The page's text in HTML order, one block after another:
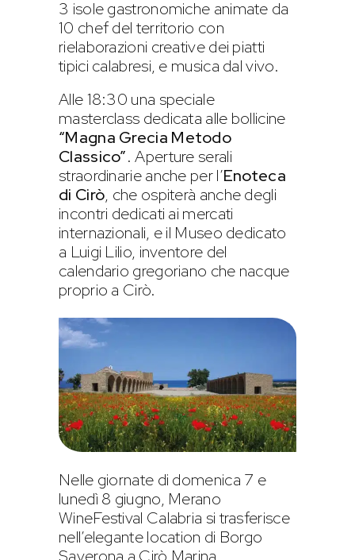
3 isole gastronomiche animate da
10 chef del territorio con
rielaborazioni creative dei piatti
tipici calabresi, e musica dal vivo.
Alle 18:30 una speciale
masterclass dedicata alle bollicine
“Magna Grecia Metodo
Classico”. Aperture serali
straordinarie anche per l’Enoteca
di Cirò, che ospiterà anche degli
incontri dedicati ai mercati
internazionali, e il Museo dedicato
a Luigi Lilio, inventore del
calendario gregoriano che nacque
proprio a Cirò.
Nelle giornate di domenica 7 e
lunedì 8 giugno, Merano
WineFestival Calabria si trasferisce
nell’elegante location di Borgo
Saverona a Cirò Marina.